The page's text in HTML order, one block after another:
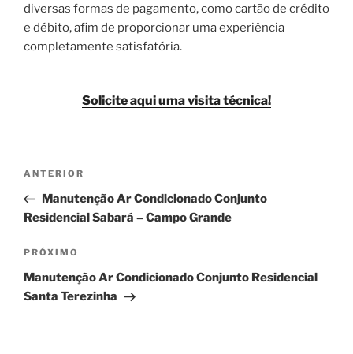
diversas formas de pagamento, como cartão de crédito
e débito, afim de proporcionar uma experiência
completamente satisfatória.
Solicite aqui uma visita técnica!
Navegação
Post
Post
anterior
ANTERIOR
Manutenção Ar Condicionado Conjunto
Residencial Sabará – Campo Grande
Próximo
post
PRÓXIMO
Manutenção Ar Condicionado Conjunto Residencial
Santa Terezinha